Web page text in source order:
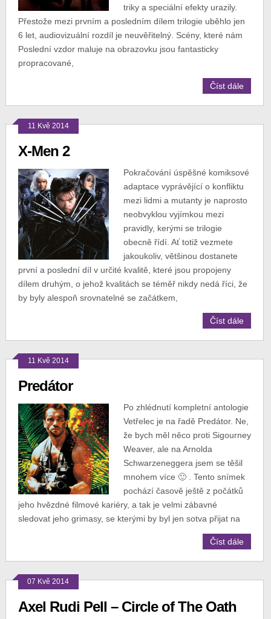
triky a speciální efekty urazily.
Přestože mezi prvním a posledním dílem trilogie uběhlo jen
6 let, audiovizuální rozdíl je neuvěřitelný. Scény, které nám
Poslední vzdor maluje na obrazovku jsou fantasticky
propracované,
Číst dále
11 Kvě 2014
X-Men 2
Pokračování úspěšné komiksové
adaptace vyprávějící o konfliktu
mezi lidmi a mutanty je naprosto
neobvyklou vyjímkou mezi
pravidly, kerými se trilogie
obecně řídí. Ať totiž vezmete
jakoukoliv, většinou dostanete
první a poslední díl v určité kvalitě, které jsou propojeny
dílem druhým, o jehož kvalitách se téměř nikdy nedá říci, že
by byly alespoň srovnatelné se začátkem,
Číst dále
11 Kvě 2014
Predátor
Po zhlédnutí kompletní antologie
Vetřelec je na řadě Predátor. Ne,
že bych měl něco proti Sigourney
Weaver, ale na Arnolda
Schwarzeneggera jsem se těšil
mnohem více 🙂 . Tento snímek
pochází časově ještě z počátků
jeho hvězdné filmové kariéry, a tak je velmi zábavné
sledovat jeho grimasy, se kterými by byl jen sotva přijat na
Číst dále
07 Kvě 2014
Axel Rudi Pell – Circle of The Oath